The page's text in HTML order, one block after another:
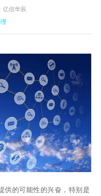
亿信华辰
供的可能性的兴奋，特别是